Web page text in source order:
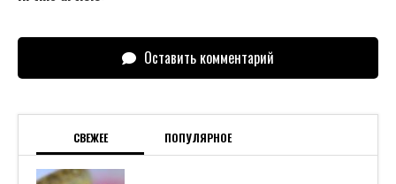
Оставить комментарий
СВЕЖЕЕ ПОПУЛЯРНОЕ